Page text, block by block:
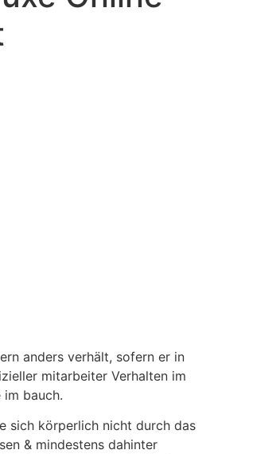
anders verhält, sofern er in
mitarbeiter Verhalten im
bauch.
sich körperlich nicht durch das
& mindestens dahinter